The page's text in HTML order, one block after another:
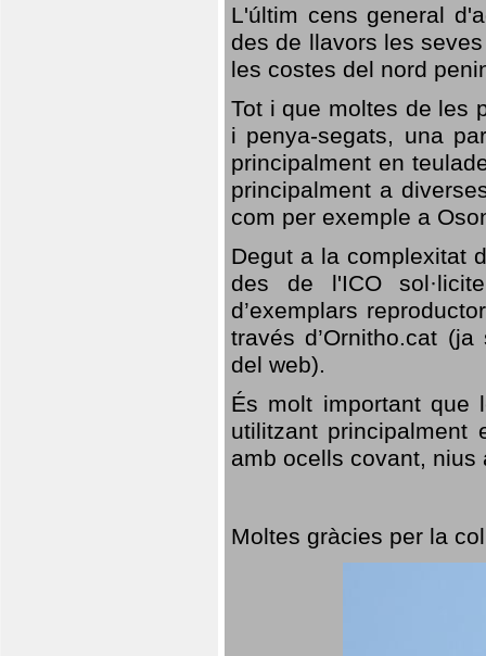
L'últim cens general
des de llavors les
les costes del nord
Tot i que moltes de les
i penya-segats, una
principalment en
principalment a
com per exemple a
Degut a la complexitat
des de l'ICO
d’exemplars
través d’Ornitho.cat
del web).
És molt important que
utilitzant
amb ocells covant,
Moltes gràcies per la